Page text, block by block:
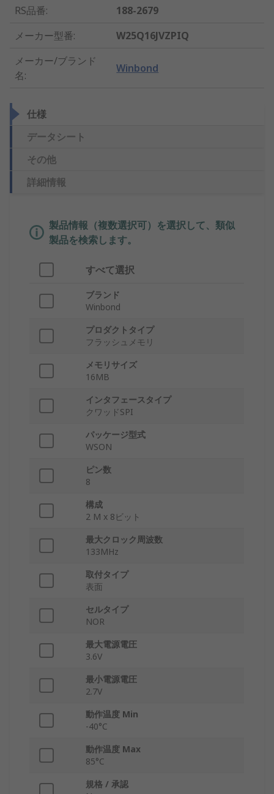
RS品番:
188-2679
メーカー型番:
W25Q16JVZPIQ
メーカー/ブランド
名:
Winbond
仕様
データシート
その他
詳細情報
製品情報（複数選択可）を選択して、類似
製品を検索します。
すべて選択
ブランド
Winbond
プロダクトタイプ
フラッシュメモリ
メモリサイズ
16MB
インタフェースタイプ
クワッドSPI
パッケージ型式
WSON
ピン数
8
構成
2 M x 8ビット
最大クロック周波数
133MHz
取付タイプ
表面
セルタイプ
NOR
最大電源電圧
3.6V
最小電源電圧
2.7V
動作温度 Min
-40°C
動作温度 Max
85°C
規格 / 承認